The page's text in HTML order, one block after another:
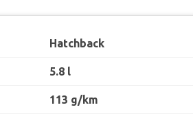
Hatchback
5.8 l
113 g/km